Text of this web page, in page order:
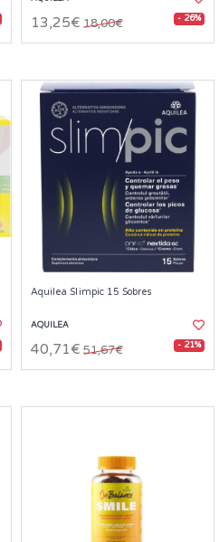
13,25€ 18,00€ - 26%
Aquilea Slimpic 15 Sobres
AQUILEA
40,71€ 51,67€ - 21%